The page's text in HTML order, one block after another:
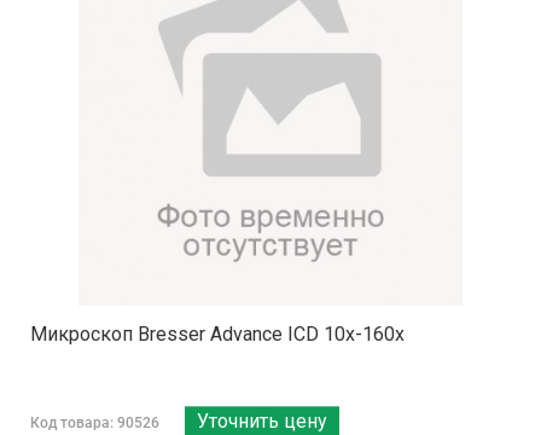
Микроскоп Bresser Advance ICD 10x-160x
Код товара: 90526 Уточнить цену